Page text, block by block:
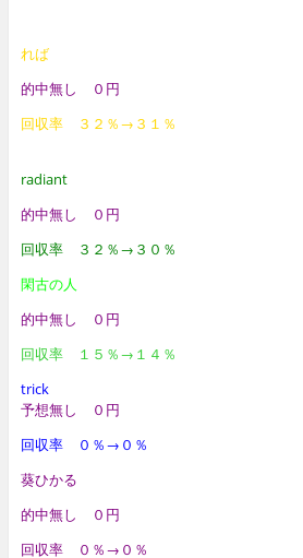
れば
的中無し ０円
回収率 ３２％→３１％
radiant
的中無し ０円
回収率 ３２％→３０％
閑古の人
的中無し ０円
回収率 １５％→１４％
trick
予想無し ０円
回収率 ０％→０％
葵ひかる
的中無し ０円
回収率 ０％→０％